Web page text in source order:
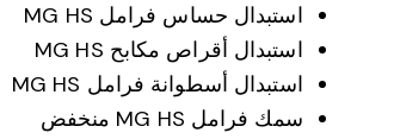
استبدال حساس فرامل MG HS
استبدال أقراص مكابح MG HS
استبدال أسطوانة فرامل MG HS
سمك فرامل MG HS منخفض